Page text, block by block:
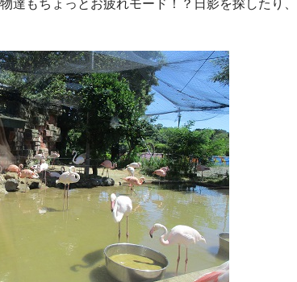
達もちょっとお疲れモード！？日影を探したり、